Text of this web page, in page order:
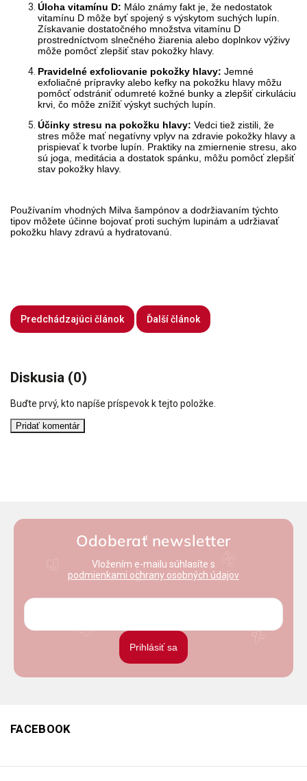
Úloha vitamínu D: Málo známy fakt je, že nedostatok
vitamínu D môže byť spojený s výskytom suchých lupín.
Získavanie dostatočného množstva vitamínu D
prostredníctvom slnečného žiarenia alebo doplnkov výživy
môže pomôcť zlepšiť stav pokožky hlavy.
Pravidelné exfoliovanie pokožky hlavy: Jemné
exfoliačné prípravky alebo kefky na pokožku hlavy môžu
pomôcť odstrániť odumreté kožné bunky a zlepšiť cirkuláciu
krvi, čo môže znížiť výskyt suchých lupín.
Účinky stresu na pokožku hlavy: Vedci tiež zistili, že
stres môže mať negatívny vplyv na zdravie pokožky hlavy a
prispievať k tvorbe lupín. Praktiky na zmiernenie stresu, ako
sú joga, meditácia a dostatok spánku, môžu pomôcť zlepšiť
stav pokožky hlavy.
Používaním vhodných Milva šampónov a dodržiavaním týchto
tipov môžete účinne bojovať proti suchým lupinám a udržiavať
pokožku hlavy zdravú a hydratovanú.
Predchádzajúci článok Ďalší článok
Diskusia (0)
Buďte prvý, kto napíše príspevok k tejto položke.
Pridať komentár
Odoberať newsletter
Vložením e-mailu súhlasíte s
podmienkami ochrany osobných údajov
Prihlásiť sa
FACEBOOK